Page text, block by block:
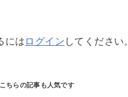
にはログインしてください。